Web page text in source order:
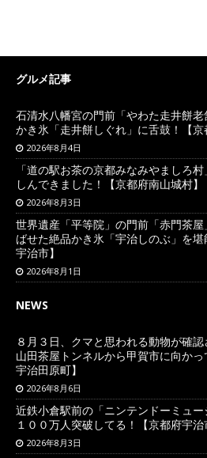
グルメ記事
石清水八幡宮の門前「やわた走井餅
かき氷「走井餅しぐれ」に舌鼓！【京
2026年8月4日
「道の駅お茶の京都みなみやましろ
しんできました！【京都府南山城村】
2026年8月3日
世界遺産「平等院」の門前「赤門茶
ばせた絶品かき氷「宇治しのぶ」を
宇治市】
2026年8月1日
NEWS
８月３日、クマと思われる動物が確
山田茶屋トンネルから甲賀市に向か
宇治田原町】
2026年8月6日
近鉄小倉駅前の「ニンテンドーミュ
１００万人突破してる！【京都府宇治
2026年8月3日